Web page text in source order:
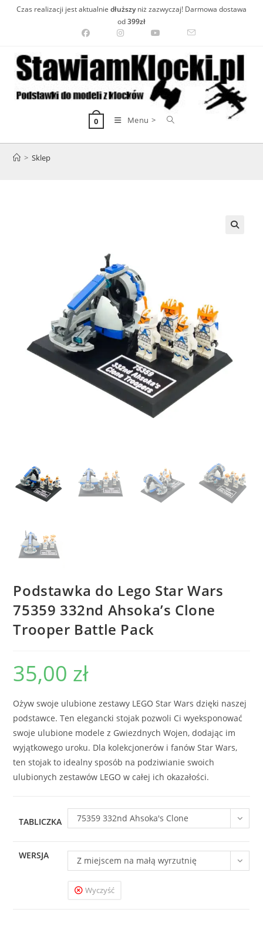
Czas realizacji jest aktualnie dłuższyniż zazwyczaj! Darmowa dostawa
od399zł
0 Menu >
> Sklep
Podstawka do Lego Star Wars
75359 332nd Ahsoka’s Clone
Trooper Battle Pack
35,00 zł
Ożyw swoje ulubione zestawy LEGO Star Wars dzięki naszej
podstawce. Ten elegancki stojak pozwoli Ci wyeksponować
swoje ulubione modele z Gwiezdnych Wojen, dodając im
wyjątkowego uroku. Dla kolekcjonerów i fanów Star Wars,
ten stojak to idealny sposób na podziwianie swoich
ulubionych zestawów LEGO w całej ich okazałości.
TABLICZKA
75359 332nd Ahsoka's Clone
WERSJA
Z miejscem na małą wyrzutnię
Wyczyść